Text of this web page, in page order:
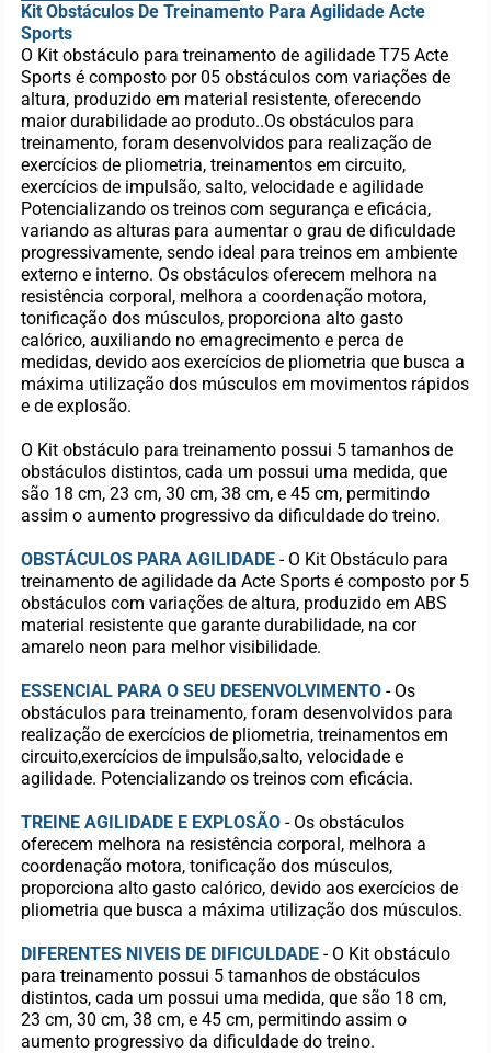
Kit Obstáculos De Treinamento Para Agilidade Acte
Sports
O Kit obstáculo para treinamento de agilidade T75 Acte
Sports é composto por 05 obstáculos com variações de
altura, produzido em material resistente, oferecendo
maior durabilidade ao produto..Os obstáculos para
treinamento, foram desenvolvidos para realização de
exercícios de pliometria, treinamentos em circuito,
exercícios de impulsão, salto, velocidade e agilidade
Potencializando os treinos com segurança e eficácia,
variando as alturas para aumentar o grau de dificuldade
progressivamente, sendo ideal para treinos em ambiente
externo e interno. Os obstáculos oferecem melhora na
resistência corporal, melhora a coordenação motora,
tonificação dos músculos, proporciona alto gasto
calórico, auxiliando no emagrecimento e perca de
medidas, devido aos exercícios de pliometria que busca a
máxima utilização dos músculos em movimentos rápidos
e de explosão.
O Kit obstáculo para treinamento possui 5 tamanhos de
obstáculos distintos, cada um possui uma medida, que
são 18 cm, 23 cm, 30 cm, 38 cm, e 45 cm, permitindo
assim o aumento progressivo da dificuldade do treino.
OBSTÁCULOS PARA AGILIDADE - O Kit Obstáculo para
treinamento de agilidade da Acte Sports é composto por 5
obstáculos com variações de altura, produzido em ABS
material resistente que garante durabilidade, na cor
amarelo neon para melhor visibilidade.
ESSENCIAL PARA O SEU DESENVOLVIMENTO - Os
obstáculos para treinamento, foram desenvolvidos para
realização de exercícios de pliometria, treinamentos em
circuito,exercícios de impulsão,salto, velocidade e
agilidade. Potencializando os treinos com eficácia.
TREINE AGILIDADE E EXPLOSÃO - Os obstáculos
oferecem melhora na resistência corporal, melhora a
coordenação motora, tonificação dos músculos,
proporciona alto gasto calórico, devido aos exercícios de
pliometria que busca a máxima utilização dos músculos.
DIFERENTES NIVEIS DE DIFICULDADE - O Kit obstáculo
para treinamento possui 5 tamanhos de obstáculos
distintos, cada um possui uma medida, que são 18 cm,
23 cm, 30 cm, 38 cm, e 45 cm, permitindo assim o
aumento progressivo da dificuldade do treino.